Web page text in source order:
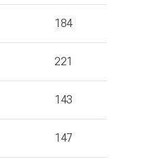
184
221
143
147